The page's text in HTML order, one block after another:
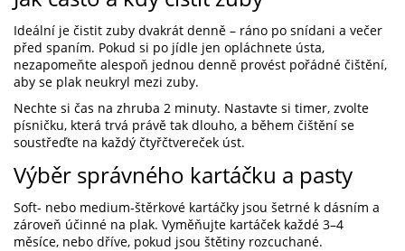
Ideální je čistit zuby dvakrát denně – ráno po snídani a večer
před spaním. Pokud si po jídle jen opláchnete ústa,
nezapomeňte alespoň jednou denně provést pořádné čištění,
aby se plak neukryl mezi zuby.
Nechte si čas na zhruba 2 minuty. Nastavte si timer, zvolte
písničku, která trvá právě tak dlouho, a během čištění se
soustřeďte na každý čtyřčtvereček úst.
Výběr správného kartáčku a pasty
Soft‑ nebo medium‑štěrkové kartáčky jsou šetrné k dásním a
zároveň účinné na plak. Vyměňujte kartáček každé 3–4
měsíce, nebo dříve, pokud jsou štětiny rozcuchané.